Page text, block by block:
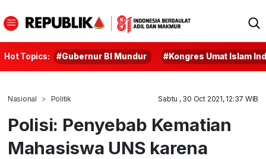
Hot Topics: #Gubernur BI Mundur #Kongres Umat Islam
Nasional Politik Sabtu , 30 Oct 2021, 12:37 WIB
Polisi: Penyebab Kematian
Mahasiswa UNS karena